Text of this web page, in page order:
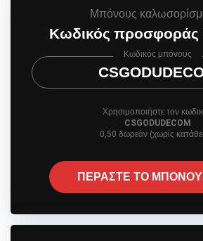
Μπόνους
Κωδικός προσφοράς
Κωδικός μπόνους
Χρησιμοποιήστε τον
CSGODUDECOM
0,50 δωρεάν (χωρίς
ΠΕΡΑΣΤΕ ΤΟ